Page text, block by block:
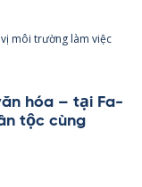
môi trường làm việc
hóa – tại Fa­
tộc cùng